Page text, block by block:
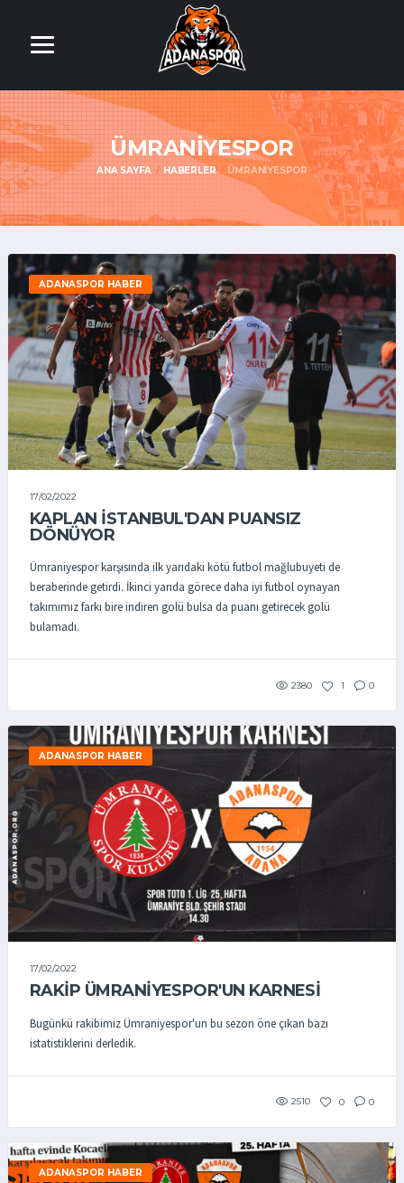
ÜMRANIYESPOR
ANA SAYFA HABERLER ÜMRANIYESPOR
ADANASPOR HABER
17/02/2022
KAPLAN İSTANBUL'DAN PUANSIZ
DÖNÜYOR
Ümraniyespor karşısında ilk yarıdaki kötü futbol mağlubuyeti de
beraberinde getirdi. İkinci yarıda görece daha iyi futbol oynayan
takımımız farkı bire indiren golü bulsa da puanı getirecek golü
bulamadı.
2380 1 0
ADANASPOR HABER
17/02/2022
RAKİP ÜMRANİYESPOR'UN KARNESİ
Bugünkü rakibimiz Ümraniyespor'un bu sezon öne çıkan bazı
istatistiklerini derledik.
2510 0 0
ADANASPOR HABER